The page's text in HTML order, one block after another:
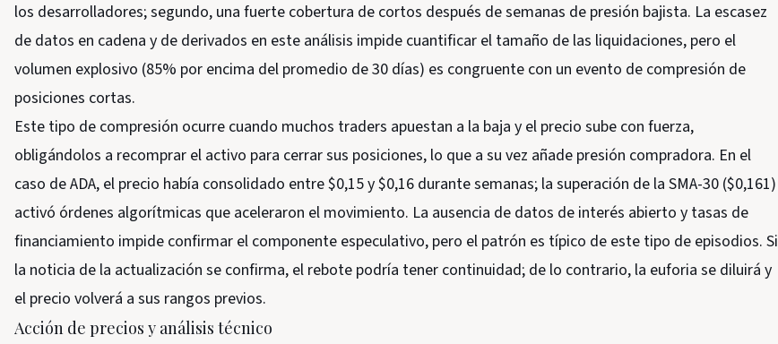
los desarrolladores; segundo, una fuerte cobertura de cortos después de semanas de presión bajista. La escasez
de datos en cadena y de derivados en este análisis impide cuantificar el tamaño de las liquidaciones, pero el
volumen explosivo (85% por encima del promedio de 30 días) es congruente con un evento de compresión de
posiciones cortas.
Este tipo de compresión ocurre cuando muchos traders apuestan a la baja y el precio sube con fuerza,
obligándolos a recomprar el activo para cerrar sus posiciones, lo que a su vez añade presión compradora. En el
caso de ADA, el precio había consolidado entre $0,15 y $0,16 durante semanas; la superación de la SMA-30 ($0,161)
activó órdenes algorítmicas que aceleraron el movimiento. La ausencia de datos de interés abierto y tasas de
financiamiento impide confirmar el componente especulativo, pero el patrón es típico de este tipo de episodios. Si
la noticia de la actualización se confirma, el rebote podría tener continuidad; de lo contrario, la euforia se diluirá y
el precio volverá a sus rangos previos.
Acción de precios y análisis técnico